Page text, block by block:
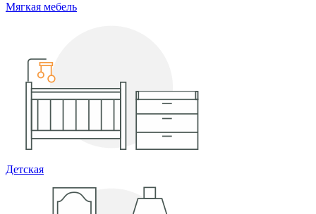
Мягкая мебель
Детская